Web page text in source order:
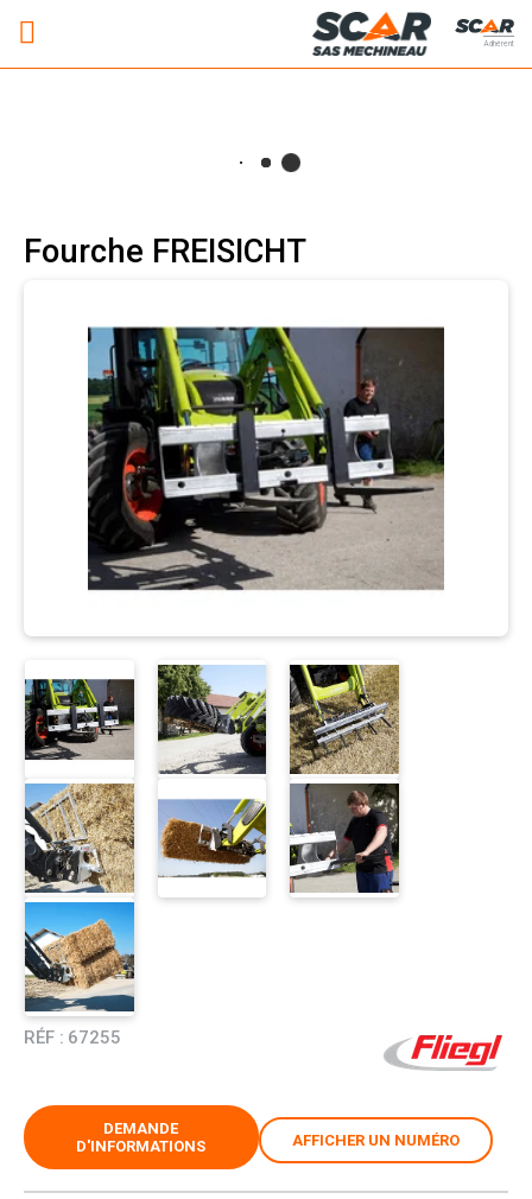
Adhérent
Fourche FREISICHT
RÉF : 67255
DEMANDE
D'INFORMATIONS
AFFICHER UN NUMÉRO